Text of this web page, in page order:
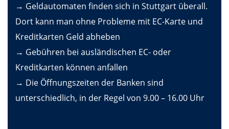
→ Geldautomaten finden sich in Stuttgart überall.
Dort kann man ohne Probleme mit EC-Karte und
Kreditkarten Geld abheben
→ Gebühren bei ausländischen EC- oder
Kreditkarten können anfallen
→ Die Öffnungszeiten der Banken sind
unterschiedlich, in der Regel von 9.00 – 16.00 Uhr